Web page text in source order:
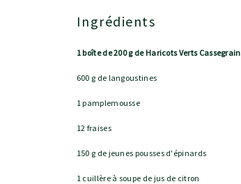
Ingrédients
1 boîte de 200 g de Haricots Verts Cassegrain
600 g de langoustines
1 pamplemousse
12 fraises
150 g de jeunes pousses d'épinards
1 cuillère à soupe de jus de citron